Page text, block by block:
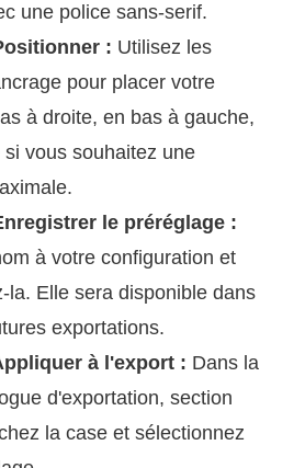
une police sans-serif.
: Utilisez les
pour placer votre
à droite, en bas à gauche,
vous souhaitez une
le préréglage :
à votre configuration et
la. Elle sera disponible dans
exportations.
à l'export : Dans la
d'exportation, section
la case et sélectionnez